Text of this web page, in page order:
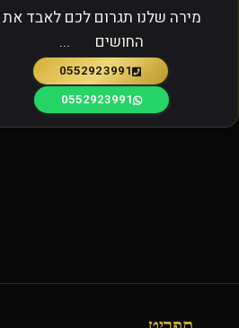
מירה שלנו תגרום לכם לאבד את
החושים ...
0552923991
0552923991